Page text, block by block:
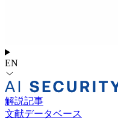
EN
解説記事
文献データベース